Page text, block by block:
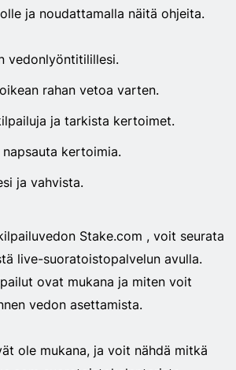
ja noudattamalla näitä ohjeita.
vedonlyöntitilillesi.
rahan vetoa varten.
ja tarkista kertoimet.
kertoimia.
ja vahvista.
Stake.com , voit seurata
live-suoratoistopalvelun avulla.
ovat mukana ja miten voit
vedon asettamista.
ole mukana, ja voit nähdä mitkä